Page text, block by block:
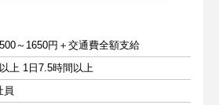
～1650円＋交通費全額支給
上 1日7.5時間以上
員